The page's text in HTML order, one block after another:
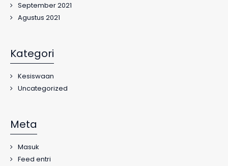
September 2021
Agustus 2021
Kategori
Kesiswaan
Uncategorized
Meta
Masuk
Feed entri